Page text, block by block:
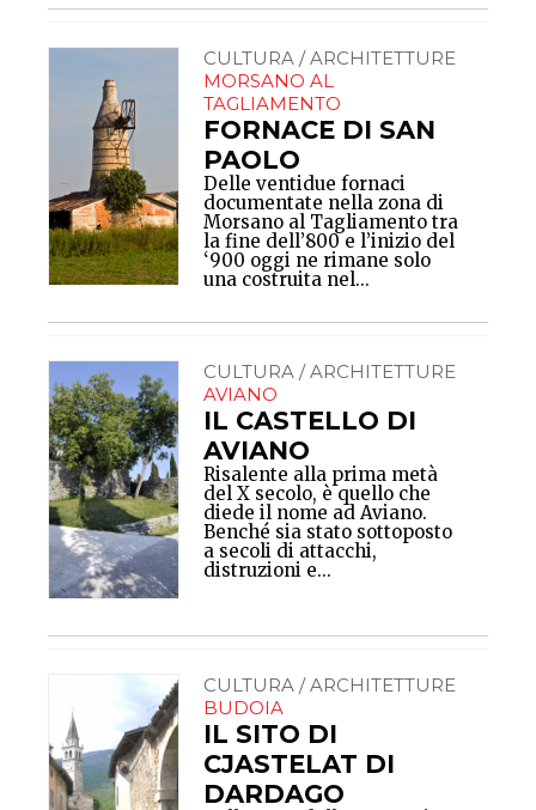
CULTURA / ARCHITETTURE
MORSANO AL
TAGLIAMENTO
FORNACE DI SAN
PAOLO
Delle ventidue fornaci
documentate nella zona di
Morsano al Tagliamento tra
la fine dell’800 e l’inizio del
‘900 oggi ne rimane solo
una costruita nel...
CULTURA / ARCHITETTURE
AVIANO
IL CASTELLO DI
AVIANO
Risalente alla prima metà
del X secolo, è quello che
diede il nome ad Aviano.
Benché sia stato sottoposto
a secoli di attacchi,
distruzioni e...
CULTURA / ARCHITETTURE
BUDOIA
IL SITO DI
CJASTELAT DI
DARDAGO